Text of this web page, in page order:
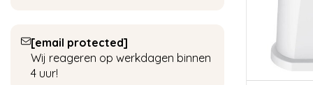
[email protected]
Wij reageren op werkdagen binnen
4 uur!